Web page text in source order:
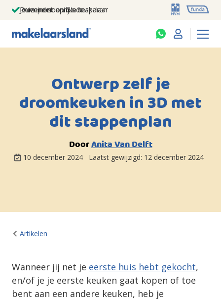
Jouw persoonlijke makelaar
Duizenden euro's besparen
Prominent op funda
Ontwerp zelf je
droomkeuken in 3D met
dit stappenplan
DoorAnita Van Delft
10 december 2024 Laatst gewijzigd: 12 december 2024
Artikelen
Wanneer jij net je eerste huis hebt gekocht,
en/of je je eerste keuken gaat kopen of toe
bent aan een andere keuken, heb je